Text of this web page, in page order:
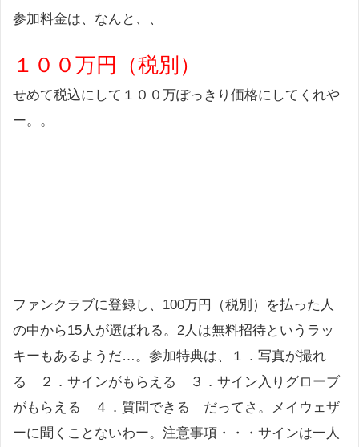
参加料金は、なんと、、
１００万円（税別）
せめて税込にして１００万ぽっきり価格にしてくれや
ー。。
ファンクラブに登録し、100万円（税別）を払った人
の中から15人が選ばれる。2人は無料招待というラッ
キーもあるようだ…。参加特典は、１．写真が撮れ
る ２．サインがもらえる ３．サイン入りグローブ
がもらえる ４．質問できる だってさ。メイウェザ
ーに聞くことないわー。注意事項・・・サインは一人